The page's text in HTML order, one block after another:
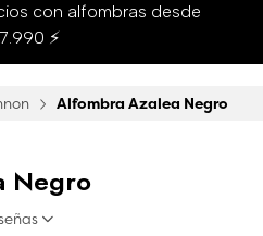
con alfombras desde
⚡
Alfombra Azalea Negro
Negro